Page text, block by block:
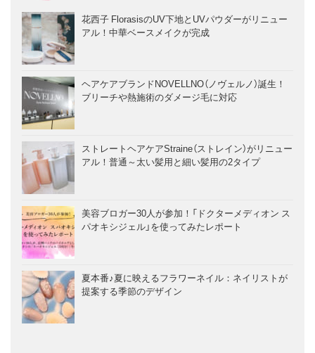
花西子 FlorasisのUV下地とUVパウダーがリニュー
アル！中華ベースメイクが完成
ヘアケアブランドNOVELLNO（ノヴェルノ）誕生！
ブリーチや熱施術のダメージ毛に対応
ストレートヘアケアStraine（ストレイン）がリニュー
アル！普通～太い髪用と細い髪用の2タイプ
美容ブロガー30人が参加！「ドクターメディオン ス
パオキシジェル」を使ってみたレポート
夏本番♪夏に映えるフラワーネイル：ネイリストが
提案する季節のデザイン